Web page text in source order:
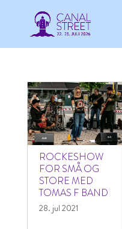
ROCKESHOW
FOR SMÅ OG
STORE MED
TOMAS F BAND
28. jul 2021